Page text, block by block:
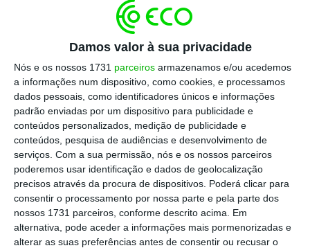
Damos valor à sua privacidade
Nós e os nossos 1731 parceiros armazenamos e/ou acedemos
a informações num dispositivo, como cookies, e processamos
dados pessoais, como identificadores únicos e informações
padrão enviadas por um dispositivo para publicidade e
conteúdos personalizados, medição de publicidade e
conteúdos, pesquisa de audiências e desenvolvimento de
serviços. Com a sua permissão, nós e os nossos parceiros
poderemos usar identificação e dados de geolocalização
precisos através da procura de dispositivos. Poderá clicar para
consentir o processamento por nossa parte e pela parte dos
nossos 1731 parceiros, conforme descrito acima. Em
alternativa, pode aceder a informações mais pormenorizadas e
alterar as suas preferências antes de consentir ou recusar o